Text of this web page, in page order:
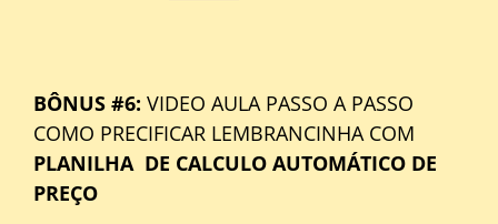
BÔNUS #6: VIDEO AULA PASSO A PASSO
COMO PRECIFICAR LEMBRANCINHA COM
PLANILHA DE CALCULO AUTOMÁTICO DE
PREÇO